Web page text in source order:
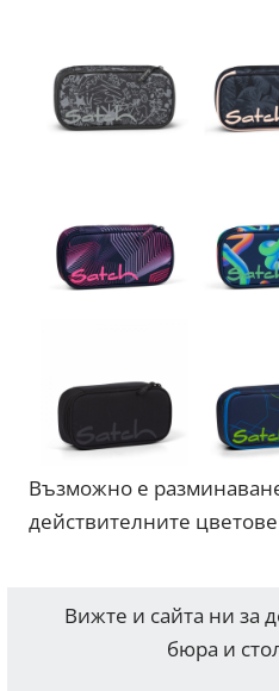
Възможно е
действителните
Вижте и сайта ни за
бюра и